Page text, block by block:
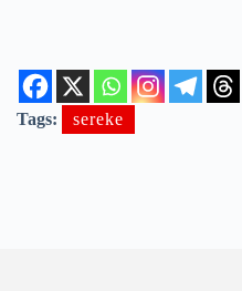
Tags: sereke